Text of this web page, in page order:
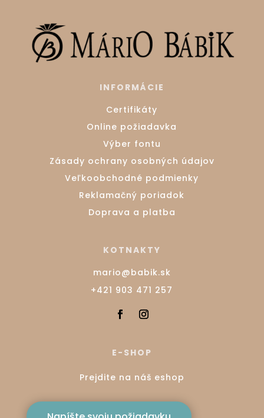
INFORMÁCIE
Certifikáty
Online požiadavka
Výber fontu
Zásady ochrany osobných údajov
Veľkoobchodné podmienky
Reklamačný poriadok
Doprava a platba
KOTNAKTY
mario@babik.sk
+421 903 471 257
E-SHOP
Prejdite na náš eshop